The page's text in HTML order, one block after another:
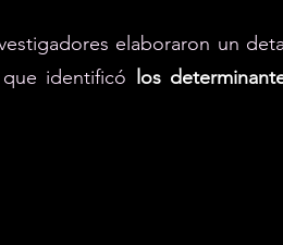
elaboraron un
identificó
los